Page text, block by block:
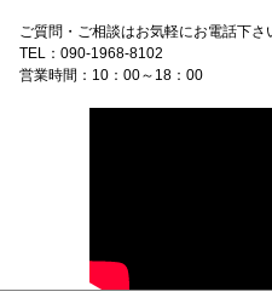
ご質問・ご相談はお気軽にお電話下さ
TEL：090-1968-8102
営業時間：10：00～18：00